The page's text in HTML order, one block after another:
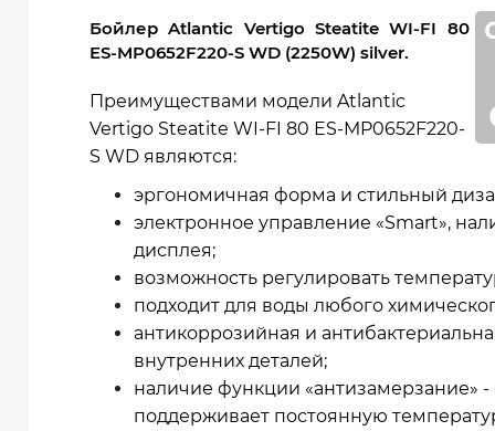
Бойлер Atlantic Vertigo Steatite WI-FI 80
ES-MP0652F220-S WD (2250W) silver.
Преимуществами модели Atlantic
Vertigo Steatite WI-FI 80 ES-MP0652F220-
S WD являются:
эргономичная форма и стильный
электронное управление «Smart»,
дисплея;
возможность регулировать
подходит для воды любого
антикоррозийная и
внутренних деталей;
наличие функции «антизамерзание»
поддерживает постоянную